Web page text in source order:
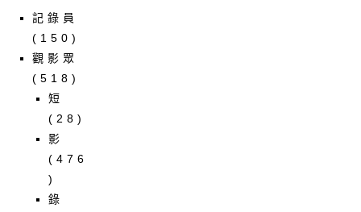
記錄員
(150)
觀影眾
(518)
短
(28)
影
(476
)
錄